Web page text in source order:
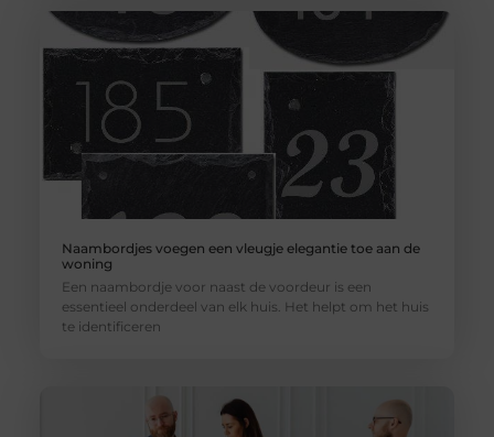
Naambordjes voegen een vleugje elegantie toe aan de
woning
Een naambordje voor naast de voordeur is een
essentieel onderdeel van elk huis. Het helpt om het huis
te identificeren